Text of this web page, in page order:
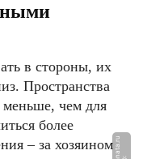
в стороны, их
Пространства
меньше, чем для
более
– за хозяином